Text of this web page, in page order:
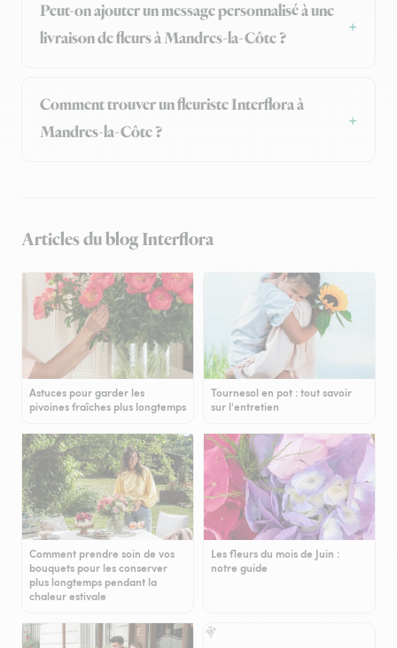
Peut-on ajouter un message personnalisé à une
livraison de fleurs à Mandres-la-Côte ?
Comment trouver un fleuriste Interflora à
Mandres-la-Côte ?
Articles du blog Interflora
Astuces pour garder les
pivoines fraîches plus longtemps
Tournesol en pot : tout savoir
sur l'entretien
Comment prendre soin de vos
bouquets pour les conserver
plus longtemps pendant la
chaleur estivale
Les fleurs du mois de Juin :
notre guide